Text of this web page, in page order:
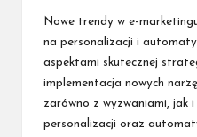
Nowe trendy w e-
na personalizacji i
aspektami skutecznej
implementacja nowych
zarówno z wyzwaniami, jak
personalizacji oraz